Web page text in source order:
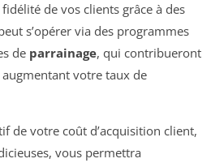
de vos clients grâce à des
s’opérer via des programmes
de parrainage, qui contribueront
votre taux de
de votre coût d’acquisition client,
vous permettra